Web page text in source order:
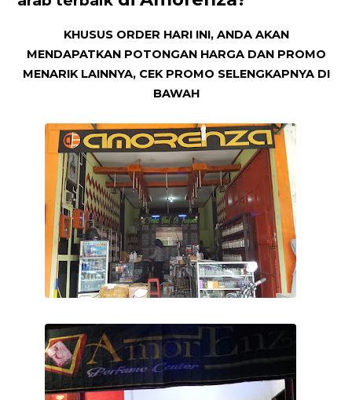
KHUSUS ORDER HARI INI, ANDA AKAN
MENDAPATKAN POTONGAN HARGA DAN PROMO
MENARIK LAINNYA, CEK PROMO SELENGKAPNYA DI
BAWAH